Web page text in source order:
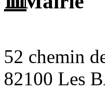
52 chemin
82100 Les